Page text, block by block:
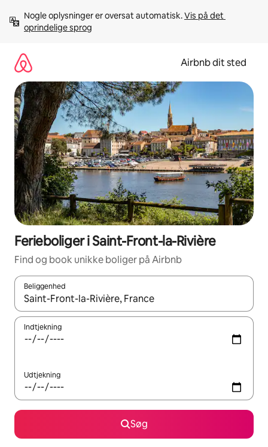
videre
Nogle oplysninger er oversat automatisk. Vis på det
oprindelige sprog
Airbnb dit sted
Ferieboliger i Saint-Front-la-Rivière
Find og book unikke boliger på Airbnb
Beliggenhed
Når resultaterne er tilgængelige, skal du navigere med
Indtjekning
Udtjekning
Søg